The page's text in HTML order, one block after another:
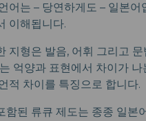
어는 – 당연하게도 – 일본
이해됩니다.
지형은 발음, 어휘 그리고
억양과 표현에서 차이가
적 차이를 특징으로 합니다.
함된 류큐 제도는 종종 일본